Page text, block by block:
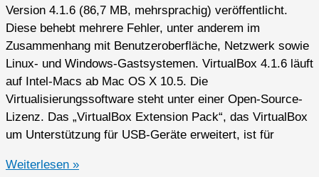
Version 4.1.6 (86,7 MB, mehrsprachig) veröffentlicht.
Diese behebt mehrere Fehler, unter anderem im
Zusammenhang mit Benutzeroberfläche, Netzwerk sowie
Linux- und Windows-Gastsystemen. VirtualBox 4.1.6 läuft
auf Intel-Macs ab Mac OS X 10.5. Die
Virtualisierungssoftware steht unter einer Open-Source-
Lizenz. Das „VirtualBox Extension Pack“, das VirtualBox
um Unterstützung für USB-Geräte erweitert, ist für
Update
Weiterlesen »